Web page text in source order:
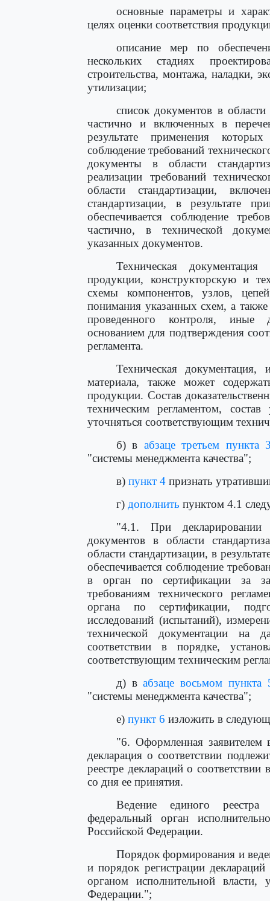
основные параметры и
целях оценки соответствия
описание мер по
нескольких стадиях
строительства, монтажа, наладки,
утилизации;
список документов в
частично и включенных в
результате применения
соблюдение требований
документы в области
реализации требований
области стандартизации,
стандартизации, в результате
обеспечивается соблюдение
частично, в технической
указанных документов.
Техническая
продукции, конструкторскую и
схемы компонентов, узлов,
понимания указанных схем, а
проведенного контроля, иные
основанием для подтверждения
регламента.
Техническая документация,
материала, также может
продукции. Состав
техническим регламентом,
уточняться соответствующим
б) в абзаце третьем пункта
"системы менеджмента качества";
в) пункт 4 признать
г) дополнить пунктом 4.1
"4.1. При декларировании
документов в области
области стандартизации, в
обеспечивается соблюдение
в орган по сертификации за
требованиям технического
органа по сертификации,
исследований (испытаний),
технической документации на
соответствии в порядке,
соответствующим техническим
д) вабзаце восьмом пункта
"системы менеджмента качества";
е) пункт 6 изложить в
"6. Оформленная заявителем
декларация о соответствии
реестре деклараций о
со дня ее принятия.
Ведение единого реестра
федеральный орган
Российской Федерации.
Порядок формирования и
и порядок регистрации
органом исполнительной власти,
Федерации.";